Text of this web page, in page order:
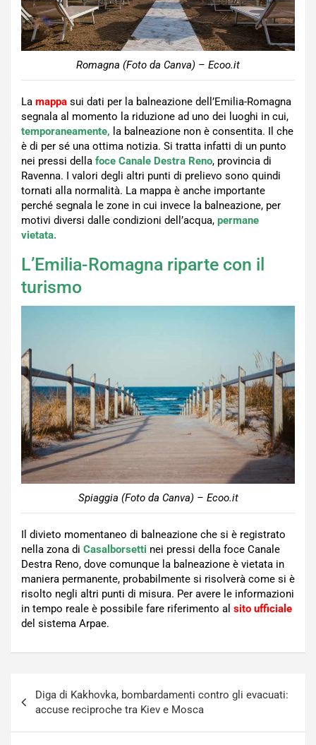
Romagna (Foto da Canva) – Ecoo.it
La mappa sui dati per la balneazione dell’Emilia-Romagna
segnala al momento la riduzione ad uno dei luoghi in cui,
temporaneamente, la balneazione non è consentita. Il che
è di per sé una ottima notizia. Si tratta infatti di un punto
nei pressi della foce Canale Destra Reno, provincia di
Ravenna. I valori degli altri punti di prelievo sono quindi
tornati alla normalità. La mappa è anche importante
perché segnala le zone in cui invece la balneazione, per
motivi diversi dalle condizioni dell’acqua, permane
vietata.
L’Emilia-Romagna riparte con il
turismo
Spiaggia (Foto da Canva) – Ecoo.it
Il divieto momentaneo di balneazione che si è registrato
nella zona di Casalborsetti nei pressi della foce Canale
Destra Reno, dove comunque la balneazione è vietata in
maniera permanente, probabilmente si risolverà come si è
risolto negli altri punti di misura. Per avere le informazioni
in tempo reale è possibile fare riferimento al sito ufficiale
del sistema Arpae.
articoli
Diga di Kakhovka, bombardamenti contro gli evacuati:
accuse reciproche tra Kiev e Mosca